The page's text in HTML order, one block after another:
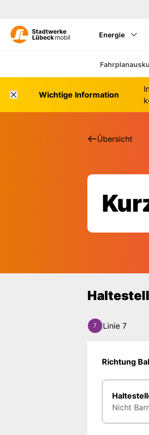
Energie
Wichtige Information
Übersicht
7 Linie 7
Richtung
Nicht